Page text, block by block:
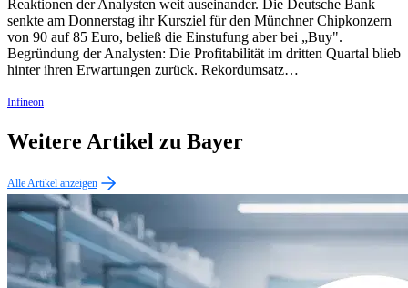
Reaktionen der Analysten weit auseinander. Die Deutsche Bank
senkte am Donnerstag ihr Kursziel für den Münchner Chipkonzern
von 90 auf 85 Euro, beließ die Einstufung aber bei „Buy".
Begründung der Analysten: Die Profitabilität im dritten Quartal blieb
hinter ihren Erwartungen zurück. Rekordumsatz…
Infineon
Weitere Artikel zu Bayer
Alle Artikel anzeigen